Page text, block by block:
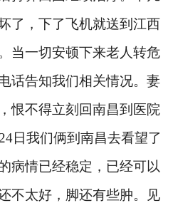
了，下了飞机就送到江西
当一切安顿下来老人转危
话告知我们相关情况。妻
恨不得立刻回南昌到医院
24日我们俩到南昌去看望了
病情已经稳定，已经可以
不太好，脚还有些肿。见